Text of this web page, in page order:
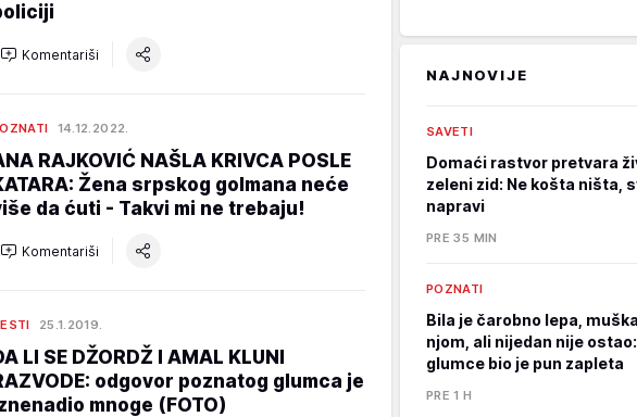
Komentariši
14.12.2022.
RAJKOVIĆ NAŠLA KRIVCA POSLE
Žena srpskog golmana neće
da ćuti - Takvi mi ne trebaju!
Komentariši
25.1.2019.
LI SE DŽORDŽ I AMAL KLUNI
odgovor poznatog glumca je
mnoge (FOTO)
NAJNOVIJE
SAVETI
Domaći rastvor pretvara
zeleni zid: Ne košta ništa,
napravi
PRE 35 MIN
POZNATI
Bila je čarobno lepa,
njom, ali nijedan nije
glumce bio je pun zapleta
PRE 1 H